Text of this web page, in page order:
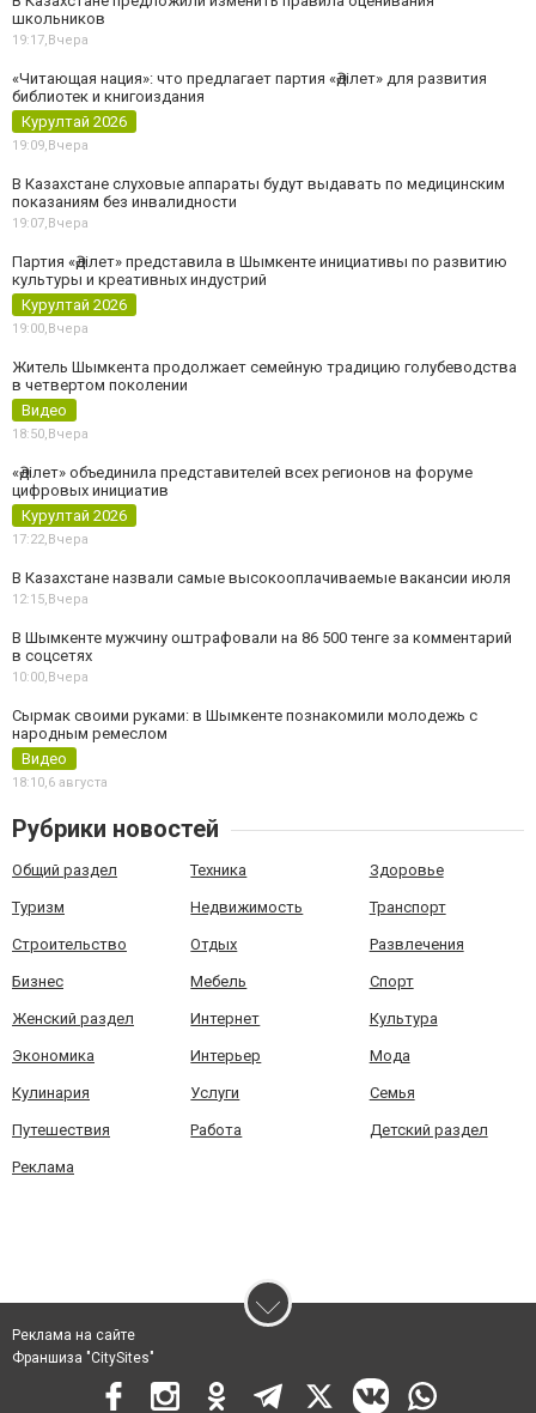
школьников
19:17,Вчера
«Читающая нация»: что предлагает партия «Әділет» для развития
библиотек и книгоиздания
Курултай 2026
19:09,Вчера
В Казахстане слуховые аппараты будут выдавать по медицинским
показаниям без инвалидности
19:07,Вчера
Партия «Әділет» представила в Шымкенте инициативы по развитию
культуры и креативных индустрий
Курултай 2026
19:00,Вчера
Житель Шымкента продолжает семейную традицию голубеводства
в четвертом поколении
Видео
18:50,Вчера
«Әділет» объединила представителей всех регионов на форуме
цифровых инициатив
Курултай 2026
17:22,Вчера
В Казахстане назвали самые высокооплачиваемые вакансии июля
12:15,Вчера
В Шымкенте мужчину оштрафовали на 86 500 тенге за комментарий
в соцсетях
10:00,Вчера
Сырмак своими руками: в Шымкенте познакомили молодежь с
народным ремеслом
Видео
18:10,6 августа
Рубрики новостей
Общий раздел Техника Здоровье
Туризм Недвижимость Транспорт
Строительство Отдых Развлечения
Бизнес Мебель Спорт
Женский раздел Интернет Культура
Экономика Интерьер Мода
Кулинария Услуги Семья
Путешествия Работа Детский раздел
Реклама
Реклама на сайте
Франшиза "CitySites"